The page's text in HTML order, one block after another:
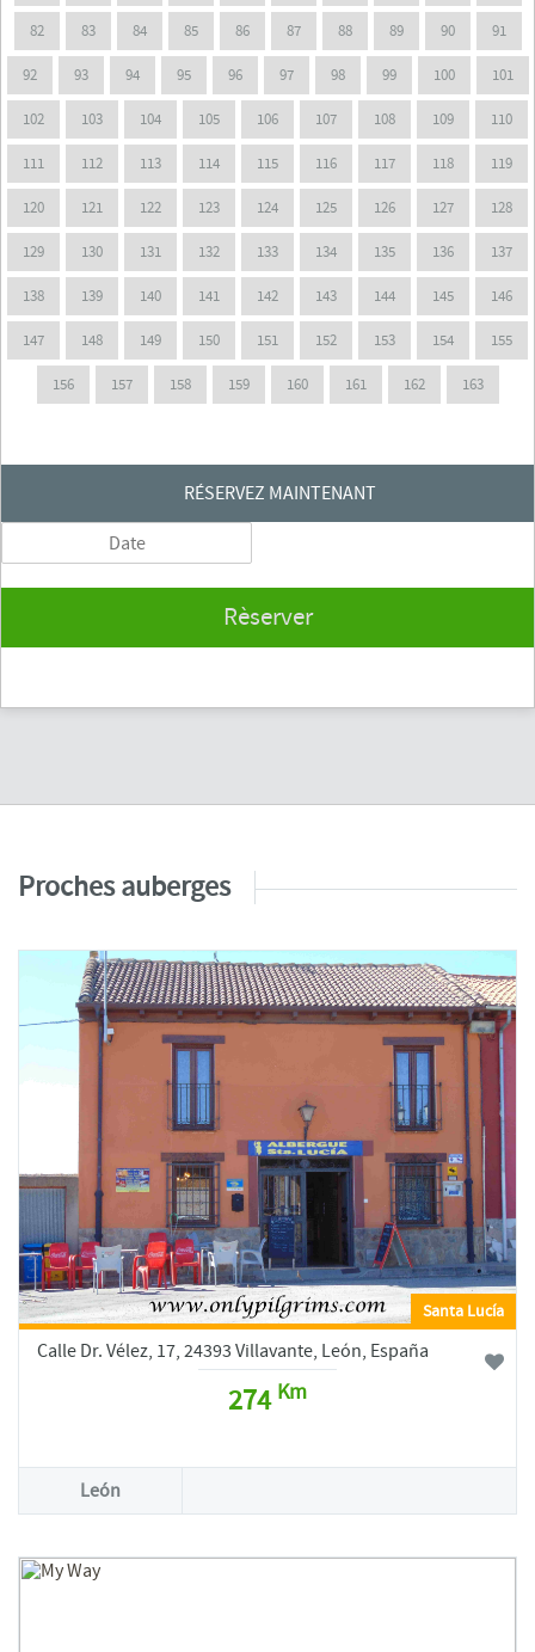
82 83 84 85 86 87 88 89 90 91
92 93 94 95 96 97 98 99 100 101
102 103 104 105 106 107 108 109 110
111 112 113 114 115 116 117 118 119
120 121 122 123 124 125 126 127 128
129 130 131 132 133 134 135 136 137
138 139 140 141 142 143 144 145 146
147 148 149 150 151 152 153 154 155
156 157 158 159 160 161 162 163
RÉSERVEZ MAINTENANT
Rèserver
Proches auberges
Santa Lucía
Calle Dr. Vélez, 17, 24393 Villavante, León, España
274 Km
León